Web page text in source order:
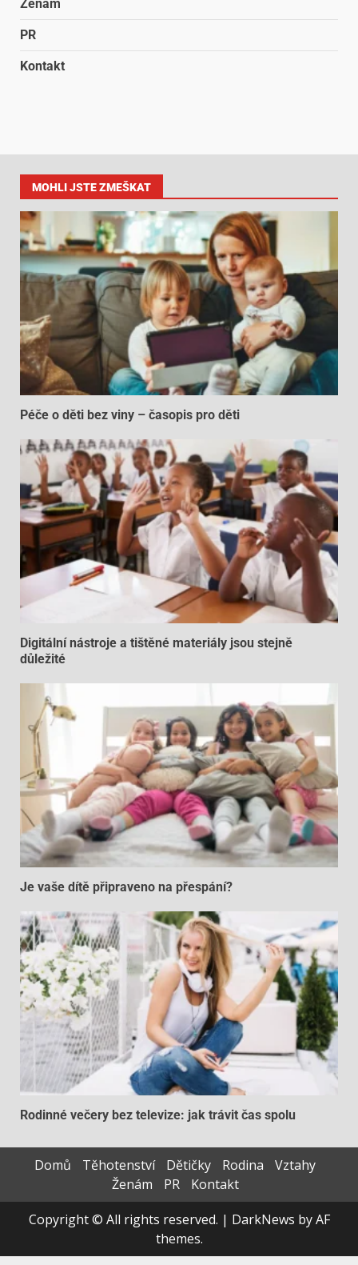
Ženám
PR
Kontakt
MOHLI JSTE ZMEŠKAT
Péče o děti bez viny – časopis pro děti
Digitální nástroje a tištěné materiály jsou stejně
důležité
Je vaše dítě připraveno na přespání?
Rodinné večery bez televize: jak trávit čas spolu
Domů Těhotenství Dětičky Rodina
Vztahy
Ženám
PR
Kontakt
Copyright © All rights reserved. | DarkNews by AF
themes.